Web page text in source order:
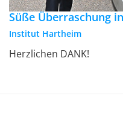
Süße Überraschung
Institut Hartheim
Herzlichen DANK!